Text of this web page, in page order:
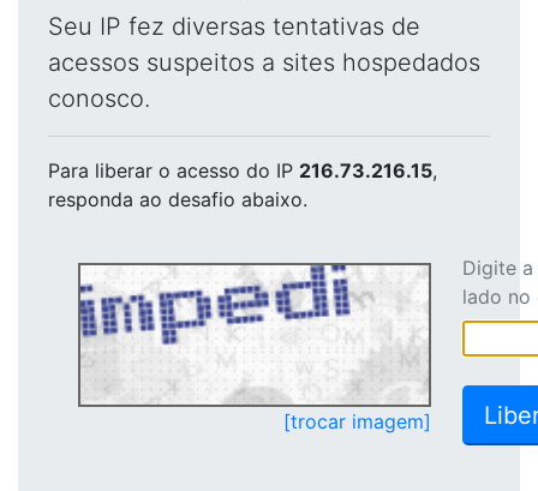
Seu IP fez diversas tentativas de
acessos suspeitos a sites hospedados
conosco.
Para liberar o acesso do IP 216.73.216.15,
responda ao desafio abaixo.
[trocar imagem]
Digite
lado no